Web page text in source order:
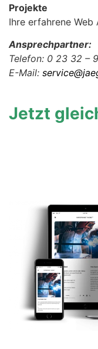
Projekte
Ihre erfahrene
Ansprechpartner:
Telefon: 0 23 32 –
E-Mail:
Jetzt